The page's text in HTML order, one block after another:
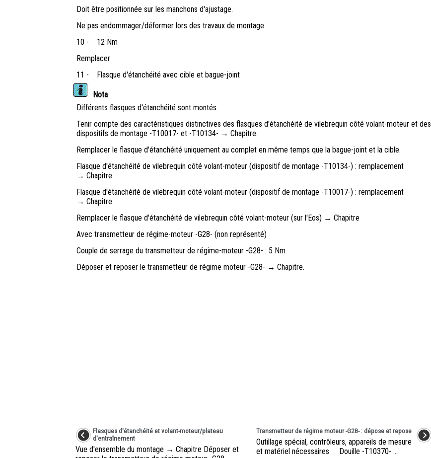
Doit être positionnée sur les manchons d'ajustage.
Ne pas endommager/déformer lors des travaux de montage.
10 -
12 Nm
Remplacer
11 -
Flasque d'étanchéité avec cible et bague-joint
Nota
Différents flasques d'étanchéité sont montés.
Tenir compte des caractéristiques distinctives des flasques d'étanchéité de vilebrequin côté volant-moteur et des
dispositifs de montage -T10017- et -T10134- → Chapitre.
Remplacer le flasque d'étanchéité uniquement au complet en même temps que la bague-joint et la cible.
Flasque d'étanchéité de vilebrequin côté volant-moteur (dispositif de montage -T10134-) : remplacement
→ Chapitre
Flasque d'étanchéité de vilebrequin côté volant-moteur (dispositif de montage -T10017-) : remplacement
→ Chapitre
Remplacer le flasque d'étanchéité de vilebrequin côté volant-moteur (sur l'Eos) → Chapitre
Avec transmetteur de régime-moteur -G28- (non représenté)
Couple de serrage du transmetteur de régime-moteur -G28- : 5 Nm
Déposer et reposer le transmetteur de régime moteur -G28- → Chapitre.
Flasques d'étanchéité et volant-moteur/plateau
d'entraînement
Vue d'ensemble du montage → Chapitre Déposer et
Transmetteur de régime moteur -G28- : dépose et repose
Outillage spécial, contrôleurs, appareils de mesure
et matériel nécessaires Douille -T10370- ...